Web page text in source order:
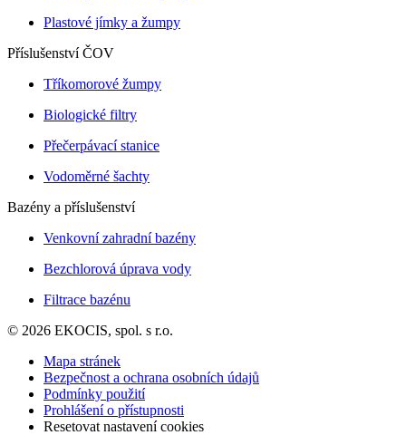
Plastové jímky a žumpy
Příslušenství ČOV
Tříkomorové žumpy
Biologické filtry
Přečerpávací stanice
Vodoměrné šachty
Bazény a příslušenství
Venkovní zahradní bazény
Bezchlorová úprava vody
Filtrace bazénu
© 2026 EKOCIS, spol. s r.o.
Mapa stránek
Bezpečnost a ochrana osobních údajů
Podmínky použití
Prohlášení o přístupnosti
Resetovat nastavení cookies